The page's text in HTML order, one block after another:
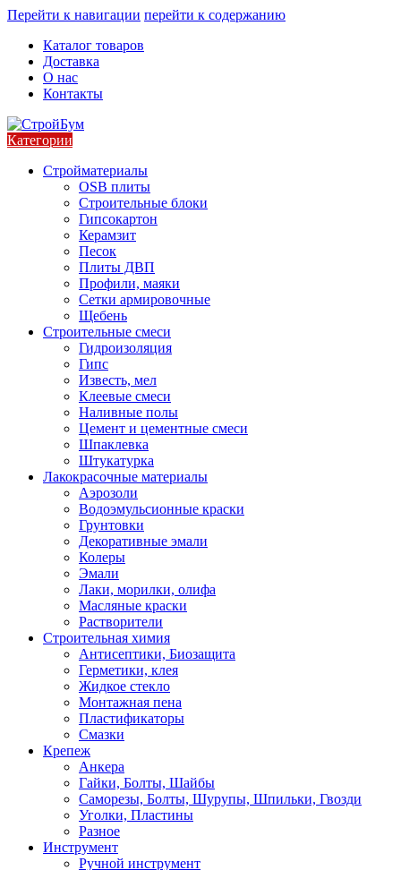
Перейти к навигации перейти к содержанию
Каталог товаров
Доставка
О нас
Контакты
Категории
Стройматериалы
OSB плиты
Строительные блоки
Гипсокартон
Керамзит
Песок
Плиты ДВП
Профили, маяки
Сетки армировочные
Щебень
Строительные смеси
Гидроизоляция
Гипс
Известь, мел
Клеевые смеси
Наливные полы
Цемент и цементные смеси
Шпаклевка
Штукатурка
Лакокрасочные материалы
Аэрозоли
Водоэмульсионные краски
Грунтовки
Декоративные эмали
Колеры
Эмали
Лаки, морилки, олифа
Масляные краски
Растворители
Строительная химия
Антисептики, Биозащита
Герметики, клея
Жидкое стекло
Монтажная пена
Пластификаторы
Смазки
Крепеж
Анкера
Гайки, Болты, Шайбы
Саморезы, Болты, Шурупы, Шпильки, Гвозди
Уголки, Пластины
Разное
Инструмент
Ручной инструмент